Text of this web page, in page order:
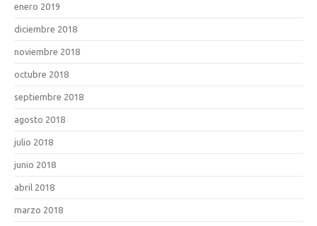
enero 2019
diciembre 2018
noviembre 2018
octubre 2018
septiembre 2018
agosto 2018
julio 2018
junio 2018
abril 2018
marzo 2018